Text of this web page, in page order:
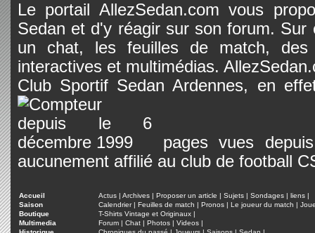
Le portail AllezSedan.com vous
Sedan et d'y réagir sur son forum.
un chat, les feuilles de match, des
interactives et multimédias.
Club Sportif Sedan Ardennes, en
pages vues
aucunement affilié au club de football
Accueil Actus | Archives | Proposer un article | Sujets | Sondages | liens |
Saison
Calendrier| Feuilles de match | Pronos | Le joueur du match |
Boutique
T-Shirts Vintage et Originaux |
Multimedia
Forum | Chat | Photos | Videos |